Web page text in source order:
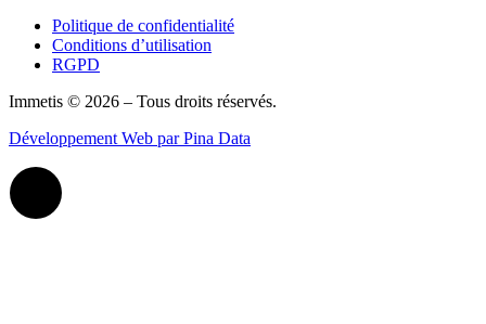
Politique de confidentialité
Conditions d’utilisation
RGPD
Immetis © 2026 – Tous droits réservés.
Développement Web par Pina Data